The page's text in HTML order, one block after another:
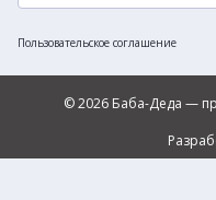
Пользовательское соглашение
© 2026 Баба-Деда —